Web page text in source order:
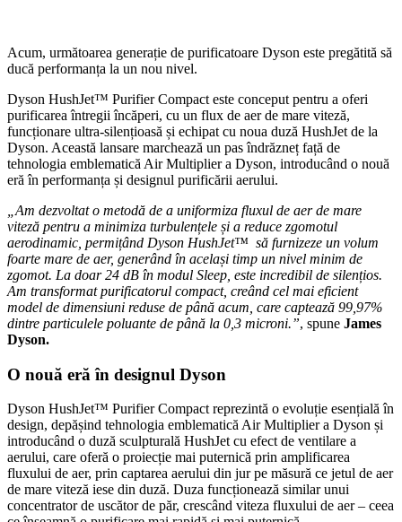
Acum, următoarea generație de purificatoare Dyson este pregătită să
ducă performanța la un nou nivel.
Dyson HushJet™ Purifier Compact este conceput pentru a oferi
purificarea întregii încăperi, cu un flux de aer de mare viteză,
funcționare ultra-silențioasă și echipat cu noua duză HushJet de la
Dyson. Această lansare marchează un pas îndrăzneț față de
tehnologia emblematică Air Multiplier a Dyson, introducând o nouă
eră în performanța și designul purificării aerului.
„Am dezvoltat o metodă de a uniformiza fluxul de aer de mare
viteză pentru a minimiza turbulențele și a reduce zgomotul
aerodinamic, permițând Dyson HushJet™ să furnizeze un volum
foarte mare de aer, generând în același timp un nivel minim de
zgomot. La doar 24 dB în modul Sleep, este incredibil de silențios.
Am transformat purificatorul compact, creând cel mai eficient
model de dimensiuni reduse de până acum, care captează 99,97%
dintre particulele poluante de până la 0,3 microni.”, spune James
Dyson.
O nouă eră în designul Dyson
Dyson HushJet™ Purifier Compact reprezintă o evoluție esențială în
design, depășind tehnologia emblematică Air Multiplier a Dyson și
introducând o duză sculpturală HushJet cu efect de ventilare a
aerului, care oferă o proiecție mai puternică prin amplificarea
fluxului de aer, prin captarea aerului din jur pe măsură ce jetul de aer
de mare viteză iese din duză. Duza funcționează similar unui
concentrator de uscător de păr, crescând viteza fluxului de aer – ceea